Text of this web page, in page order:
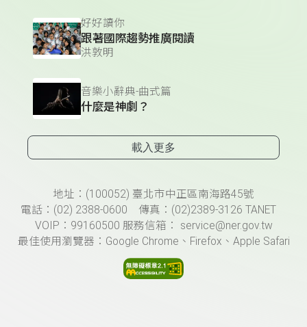
好好讀你
跟著國際趨勢推廣閱讀
洪敦明
音樂小辭典-曲式篇
什麼是神劇？
載入更多
頁尾資訊地址：(100052) 臺北市中正區南海路45號
電話：(02) 2388-0600 傳真：(02)2389-3126 TANET
VOIP：99160500 服務信箱： service@ner.gov.tw
最佳使用瀏覽器：Google Chrome、Firefox、Apple Safari